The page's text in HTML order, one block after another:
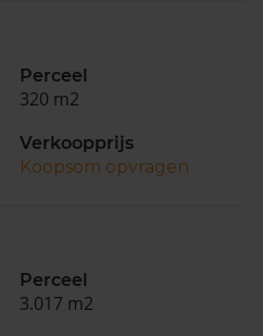
Perceel
320 m2
Verkoopprijs
Koopsom opvragen
Perceel
3.017 m2